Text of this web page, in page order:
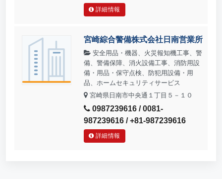
詳細情報
宮崎綜合警備株式会社日南営業所
安全用品・機器、火災報知機工事、警
備、警備保障、消火設備工事、消防用設
備・用品・保守点検、防犯用設備・用
品、ホームセキュリティサービス
宮崎県日南市中央通１丁目５－１０
0987239616 / 0081-
987239616 / +81-987239616
詳細情報